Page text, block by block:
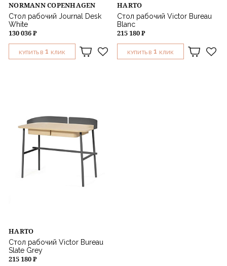
NORMANN COPENHAGEN
Стол рабочий Journal Desk
White
130 036 ₽
КУПИТЬ В 1 КЛИК
HARTO
Стол рабочий Victor Bureau
Blanc
215 180 ₽
КУПИТЬ В 1 КЛИК
HARTO
Стол рабочий Victor Bureau
Slate Grey
215 180 ₽